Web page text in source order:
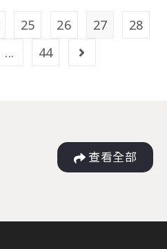
25 26 27
28
... 44
查看全部